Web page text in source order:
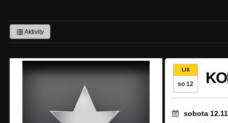
Aktivity
LIS
so 12
sobota